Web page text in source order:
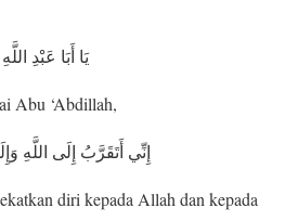
يَا أَبَا عَبْدِ اللَّهِ
Abu ‘Abdillah,
إِنِّي أَتَقَرَّبُ إِلَى اللَّهِ
diri kepada Allah dan kepada